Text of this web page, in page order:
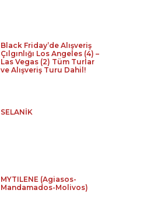
Black Friday’de Alışveriş
Çılgınlığı Los Angeles (4) –
Las Vegas (2) Tüm Turlar
ve Alışveriş Turu Dahil!
SELANİK
MYTILENE (Agiasos-
Mandamados-Molivos)